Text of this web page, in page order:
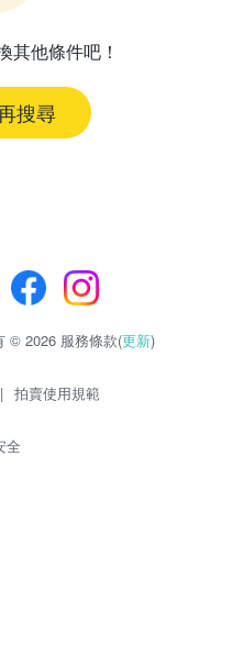
其他條件吧！
搜尋
© 2026 服務條款(更新)
| 拍賣使用規範
全